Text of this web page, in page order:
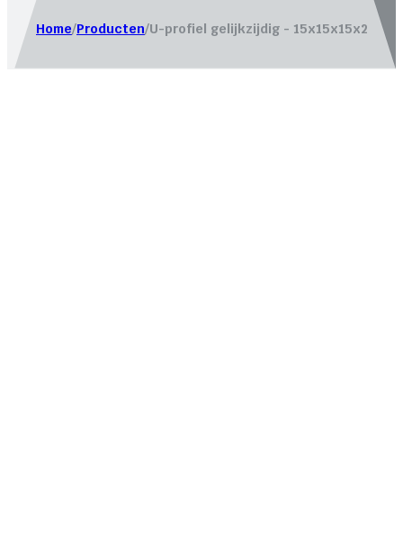
Home/Producten/U-profiel gelijkzijdig - 15x15x15x2